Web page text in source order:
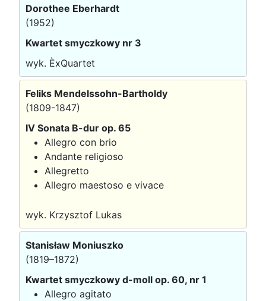
Dorothee Eberhardt
(1952)
Kwartet smyczkowy nr 3
wyk. ÈxQuartet
Feliks Mendelssohn-Bartholdy
(1809-1847)
IV Sonata B-dur op. 65
Allegro con brio
Andante religioso
Allegretto
Allegro maestoso e vivace
wyk. Krzysztof Lukas
Stanisław Moniuszko
(1819–1872)
Kwartet smyczkowy d-moll op. 60, nr 1
Allegro agitato